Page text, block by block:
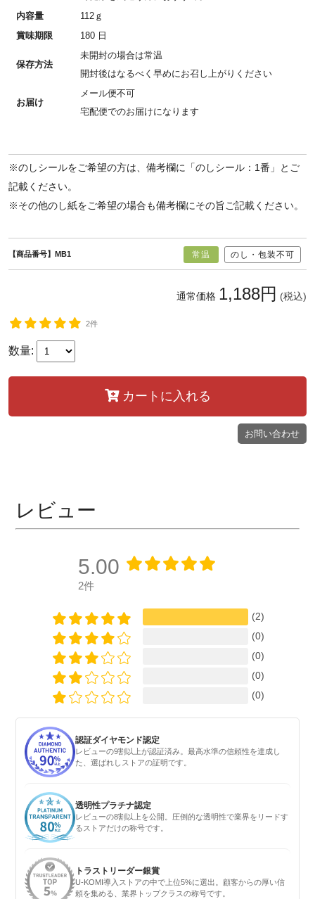
内容量
112ｇ
賞味期限
180 日
保存方法
未開封の場合は常温
開封後はなるべく早めにお召し上がりください
お届け
メール便不可
宅配便でのお届けになります
※のしシールをご希望の方は、備考欄に「のしシール：1番」とご
記載ください。
※その他のし紙をご希望の場合も備考欄にその旨ご記載ください。
【商品番号】MB1 常温 のし・包装不可
通常価格 1,188円 (税込)
2件
数量:
カートに入れる
お問い合わせ
レビュー
5.00
2件
(2)
(0)
(0)
(0)
(0)
認証ダイヤモンド認定
レビューの9割以上が認証済み。最高水準の信頼性を達成し
た、選ばれしストアの証明です。
透明性プラチナ認定
レビューの8割以上を公開。圧倒的な透明性で業界をリードす
るストアだけの称号です。
トラストリーダー銀賞
U-KOMI導入ストアの中で上位5%に選出。顧客からの厚い信
頼を集める、業界トップクラスの称号です。